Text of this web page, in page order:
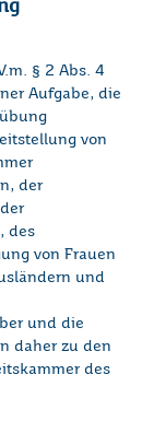
§ 2 Abs. 4
Aufgabe, die
von
der
des
von Frauen
und
und die
daher zu den
des